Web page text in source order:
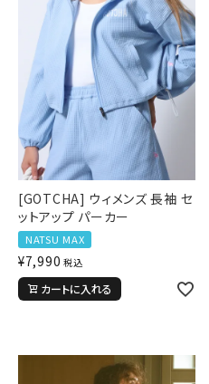
[GOTCHA] ウィメンズ 長袖 セ
ットアップ パーカー
NATSU MAX
¥7,990 税込
カートに入れる